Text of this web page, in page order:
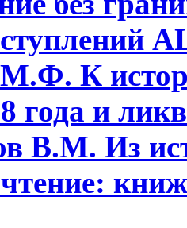
К
года и
В.М. Из
чтение: